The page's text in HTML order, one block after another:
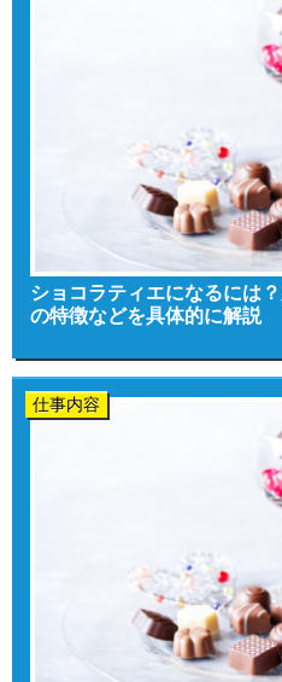
ショコラティエになるには
の特徴などを具体的に解説
仕事内容